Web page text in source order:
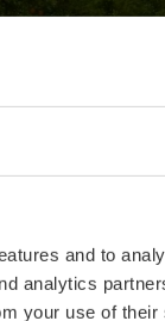
and to
analytics
your use of